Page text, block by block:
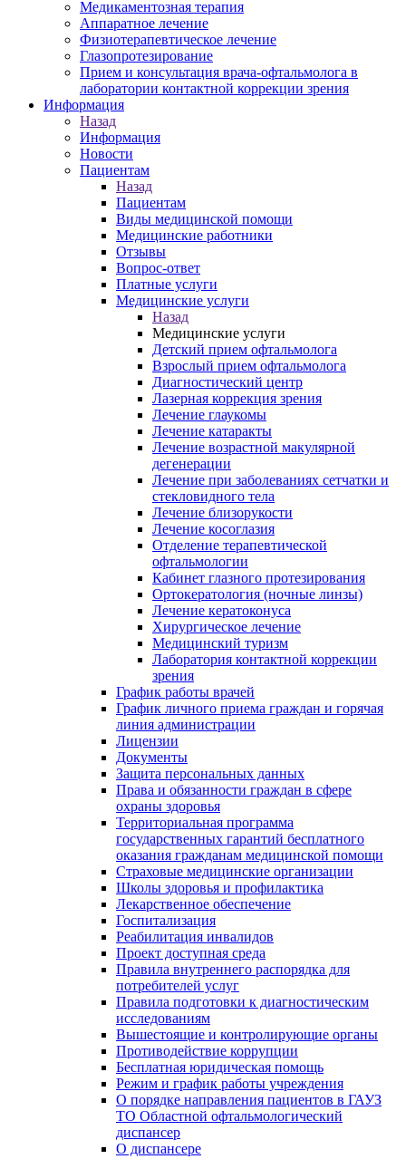
Медикаментозная терапия
Аппаратное лечение
Физиотерапевтическое лечение
Глазопротезирование
Прием и консультация врача-офтальмолога в
лаборатории контактной коррекции зрения
Информация
Назад
Информация
Новости
Пациентам
Назад
Пациентам
Виды медицинской помощи
Медицинские работники
Отзывы
Вопрос-ответ
Платные услуги
Медицинские услуги
Назад
Медицинские услуги
Детский прием офтальмолога
Взрослый прием офтальмолога
Диагностический центр
Лазерная коррекция зрения
Лечение глаукомы
Лечение катаракты
Лечение возрастной макулярной
дегенерации
Лечение при заболеваниях сетчатки и
стекловидного тела
Лечение близорукости
Лечение косоглазия
Отделение терапевтической
офтальмологии
Кабинет глазного протезирования
Ортокератология (ночные линзы)
Лечение кератоконуса
Хирургическое лечение
Медицинский туризм
Лаборатория контактной коррекции
зрения
График работы врачей
График личного приема граждан и горячая
линия администрации
Лицензии
Документы
Защита персональных данных
Права и обязанности граждан в сфере
охраны здоровья
Территориальная программа
государственных гарантий бесплатного
оказания гражданам медицинской помощи
Страховые медицинские организации
Школы здоровья и профилактика
Лекарственное обеспечение
Госпитализация
Реабилитация инвалидов
Проект доступная среда
Правила внутреннего распорядка для
потребителей услуг
Правила подготовки к диагностическим
исследованиям
Вышестоящие и контролирующие органы
Противодействие коррупции
Бесплатная юридическая помощь
Режим и график работы учреждения
О порядке направления пациентов в ГАУЗ
ТО Областной офтальмологический
диспансер
О диспансере